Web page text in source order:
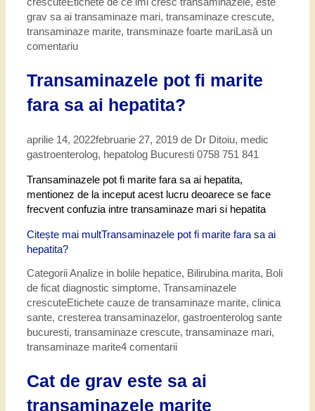
grav sa ai transaminaze mari, transaminaze crescute,
transaminaze marite, transminaze foarte mariLasă un
comentariu
Transaminazele pot fi marite
fara sa ai hepatita?
aprilie 14, 2022februarie 27, 2019 de Dr Ditoiu, medic
gastroenterolog, hepatolog Bucuresti 0758 751 841
Transaminazele pot fi marite fara sa ai hepatita,
mentionez de la inceput acest lucru deoarece se face
frecvent confuzia intre transaminaze mari si hepatita
Citește mai multTransaminazele pot fi marite fara sa ai
hepatita?
CategoriiAnalize in bolile hepatice, Bilirubina marita, Boli
de ficat diagnostic simptome, Transaminazele
crescuteEtichete cauze de transaminaze marite, clinica
sante, cresterea transaminazelor, gastroenterolog sante
bucuresti, transaminaze crescute, transaminaze mari,
transaminaze marite4 comentarii
Cat de grav este sa ai
transaminazele marite